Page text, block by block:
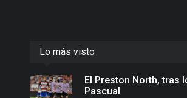
Lo más visto
El Preston North, tras
Pascual